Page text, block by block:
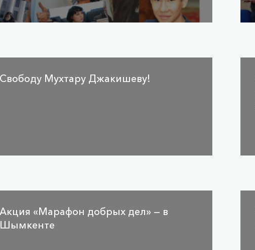
Свободу Мухтару Джакишеву!
Акция «Марафон добрых ­дел» — в
Шымкенте